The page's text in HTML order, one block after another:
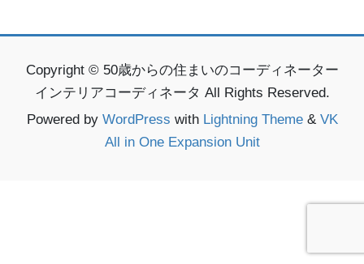
Copyright © 50歳からの住まいのコーディネーター
インテリアコーディネータ All Rights Reserved.
Powered by WordPress with Lightning Theme& VK
All in One Expansion Unit